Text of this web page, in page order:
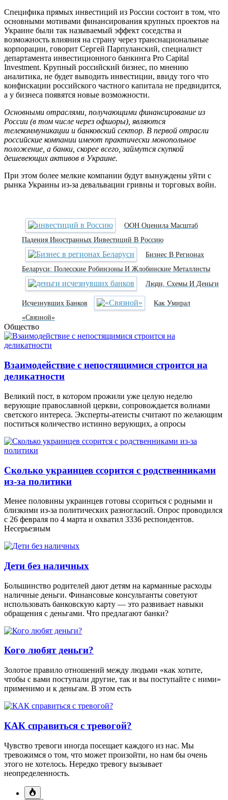
Специфика прямых инвестиций из России состоит в том, что
основными мотивами финансирования крупных проектов на
Украине были так называемый эффект соседства и
возможность влияния на страну через транснациональные
корпорации, говорит Сергей Парпуланский, специалист
департамента инвестиционного банкинга Pro Capital
Investment. Крупный российский бизнес, по мнению
аналитика, не будет выводить инвестиции, ввиду того что
конфискации российского частного капитала не предвидится,
а у бизнеса появятся новые возможности.
Основными отраслями, получающими финансирование из
России (в том числе через офшоры), являются
телекоммуникации и банковский сектор. В первой отрасли
российские компании имеют практически монопольное
положение, а банки, скорее всего, займутся скупкой
дешевеющих активов в Украине.
При этом более мелкие компании будут вынуждены уйти с
рынка Украины из-за девальвации гривны и торговых войн.
ООН Оценила Масштаб
Падения Иностранных Инвестиций В Россию
Бизнес В Регионах
Беларуси: Полесские Робинзоны И Жлобинские Металлисты
Люди, Схемы И Деньги
Исчезнувших Банков
Как Умирал
«Связной»
Общество
Взаимодействие с непостящимися строится на
деликатности
Великий пост, в котором прожили уже целую неделю
верующие православной церкви, сопровождается волнами
светского интереса. Эксперты-атеисты считают по желающим
поститься количество истинно верующих, а опросы
Сколько украинцев ссорится с родственниками
из-за политики
Менее половины украинцев готовы ссориться с родными и
близкими из-за политических разногласий. Опрос проводился
с 26 февраля по 4 марта и охватил 3336 респондентов.
Несерьезным
Дети без наличных
Большинство родителей дают детям на карманные расходы
наличные деньги. Финансовые консультанты советуют
использовать банковскую карту — это развивает навыки
обращения с деньгами. Что предлагают банки?
Кого любят деньги?
Золотое правило отношений между людьми «как хотите,
чтобы с вами поступали другие, так и вы поступайте с ними»
применимо и к деньгам. В этом есть
КАК справиться с тревогой?
Чувство тревоги иногда посещает каждого из нас. Мы
тревожимся о том, что может произойти, но нам бы очень
этого не хотелось. Нередко тревогу вызывает
неопределенность.